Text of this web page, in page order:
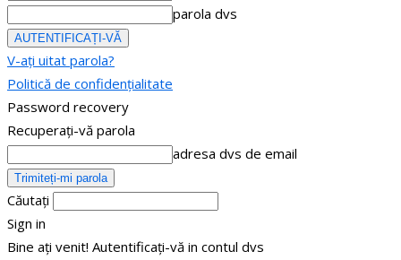
parola dvs
V-ați uitat parola?
Politică de confidențialitate
Password recovery
Recuperați-vă parola
adresa dvs de email
Căutați
Sign in
Bine ați venit! Autentificați-vă in contul dvs